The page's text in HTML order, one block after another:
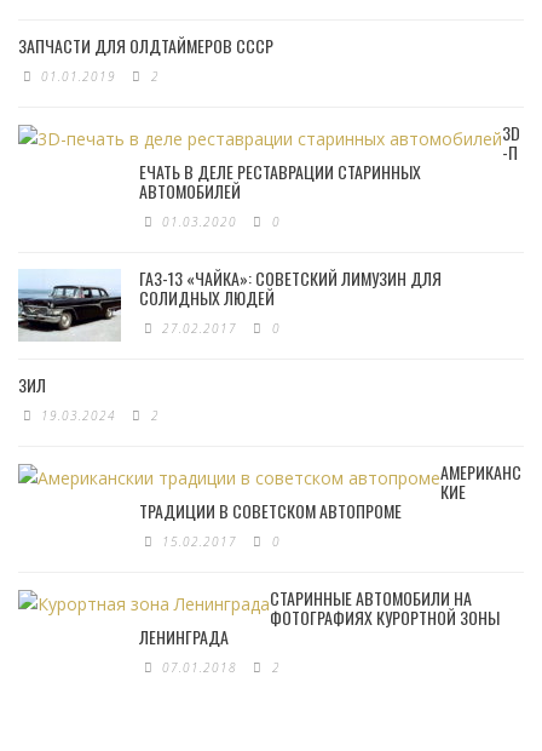
ЗАПЧАСТИ ДЛЯ ОЛДТАЙМЕРОВ СССР
01.01.2019 2
3D
-П
ЕЧАТЬ В ДЕЛЕ РЕСТАВРАЦИИ СТАРИННЫХ
АВТОМОБИЛЕЙ
01.03.2020 0
ГАЗ-13 «ЧАЙКА»: СОВЕТСКИЙ ЛИМУЗИН ДЛЯ
СОЛИДНЫХ ЛЮДЕЙ
27.02.2017 0
ЗИЛ
19.03.2024 2
АМЕРИКАНС
КИЕ
ТРАДИЦИИ В СОВЕТСКОМ АВТОПРОМЕ
15.02.2017 0
СТАРИННЫЕ АВТОМОБИЛИ НА
ФОТОГРАФИЯХ КУРОРТНОЙ ЗОНЫ
ЛЕНИНГРАДА
07.01.2018 2